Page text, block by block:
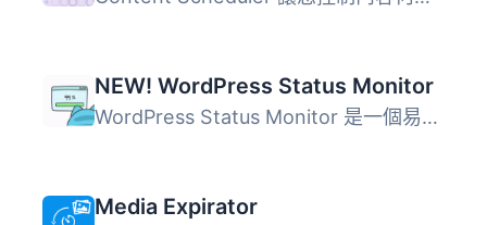
NEW! WordPress Status Monitor
WordPress Status Monitor 是一個易於安裝的管理外掛，用於檢...
Media Expirator